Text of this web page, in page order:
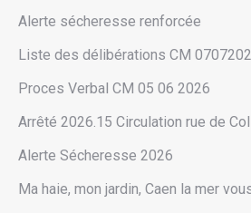
Alerte sécheresse renforcée
Liste des délibérations CM
Proces Verbal CM 05 06 2026
Arrêté 2026.15 Circulation rue de
Alerte Sécheresse 2026
Ma haie, mon jardin, Caen la mer